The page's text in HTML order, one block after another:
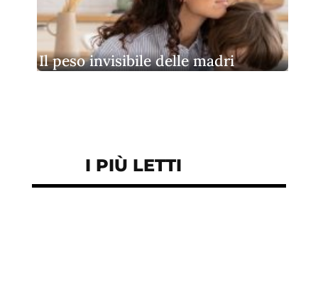
Il peso invisibile delle madri
I PIÙ LETTI